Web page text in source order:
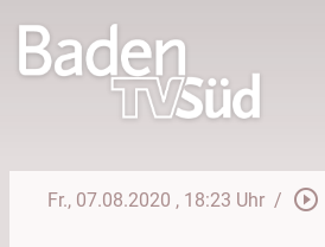
Fr., 07.08.2020 , 18:23 Uhr / play_circle_outline